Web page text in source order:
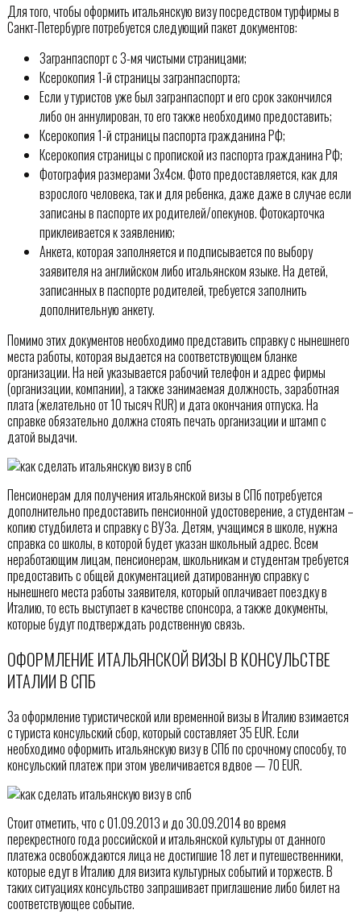
Для того, чтобы оформить итальянскую визу посредством турфирмы в
Санкт-Петербурге потребуется следующий пакет документов:
Загранпаспорт с 3-мя чистыми страницами;
Ксерокопия 1-й страницы загранпаспорта;
Если у туристов уже был загранпаспорт и его срок закончился
либо он аннулирован, то его также необходимо предоставить;
Ксерокопия 1-й страницы паспорта гражданина РФ;
Ксерокопия страницы с пропиской из паспорта гражданина РФ;
Фотография размерами 3х4см. Фото предоставляется, как для
взрослого человека, так и для ребенка, даже даже в случае если
записаны в паспорте их родителей/опекунов. Фотокарточка
приклеивается к заявлению;
Анкета, которая заполняется и подписывается по выбору
заявителя на английском либо итальянском языке. На детей,
записанных в паспорте родителей, требуется заполнить
дополнительную анкету.
Помимо этих документов необходимо представить справку с нынешнего
места работы, которая выдается на соответствующем бланке
организации. На ней указывается рабочий телефон и адрес фирмы
(организации, компании), а также занимаемая должность, заработная
плата (желательно от 10 тысяч RUR) и дата окончания отпуска. На
справке обязательно должна стоять печать организации и штамп с
датой выдачи.
Пенсионерам для получения итальянской визы в СПб потребуется
дополнительно предоставить пенсионной удостоверение, а студентам –
копию студбилета и справку с ВУЗа. Детям, учащимся в школе, нужна
справка со школы, в которой будет указан школьный адрес. Всем
неработающим лицам, пенсионерам, школьникам и студентам требуется
предоставить с общей документацией датированную справку с
нынешнего места работы заявителя, который оплачивает поездку в
Италию, то есть выступает в качестве спонсора, а также документы,
которые будут подтверждать родственную связь.
ОФОРМЛЕНИЕ ИТАЛЬЯНСКОЙ ВИЗЫ В КОНСУЛЬСТВЕ
ИТАЛИИ В СПБ
За оформление туристической или временной визы в Италию взимается
с туриста консульский сбор, который составляет 35 EUR. Если
необходимо оформить итальянскую визу в СПб по срочному способу, то
консульский платеж при этом увеличивается вдвое — 70 EUR.
Стоит отметить, что с 01.09.2013 и до 30.09.2014 во время
перекрестного года российской и итальянской культуры от данного
платежа освобождаются лица не достигшие 18 лет и путешественники,
которые едут в Италию для визита культурных событий и торжеств. В
таких ситуациях консульство запрашивает приглашение либо билет на
соответствующее событие.